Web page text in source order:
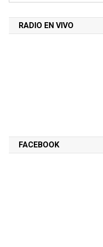
RADIO EN VIVO
FACEBOOK